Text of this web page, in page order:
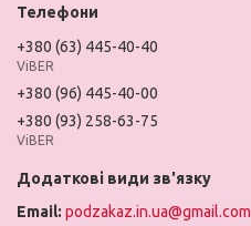
+380 (63) 445-40-40
ViBER
+380 (96) 445-40-00
+380 (93) 258-63-75
ViBER
podzakaz.in.ua@gmail.com